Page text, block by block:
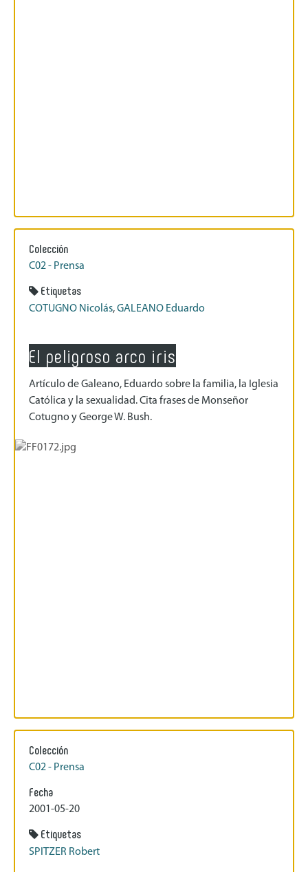
Colección
C02 - Prensa
Etiquetas
COTUGNO Nicolás,GALEANO Eduardo
El peligroso arco iris
Artículo de Galeano, Eduardo sobre la familia, la Iglesia
Católica y la sexualidad. Cita frases de Monseñor
Cotugno y George W. Bush.
Colección
C02 - Prensa
Fecha
2001-05-20
Etiquetas
SPITZER Robert